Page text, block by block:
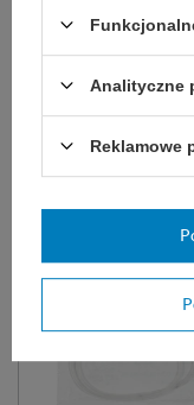
Zobacz
Analityczne
Reklamowe